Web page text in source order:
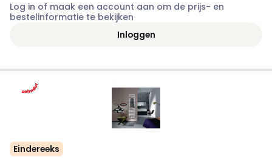
Log in of maak een account aan om de prijs- en
bestelinformatie te bekijken
Inloggen
Eindereeks